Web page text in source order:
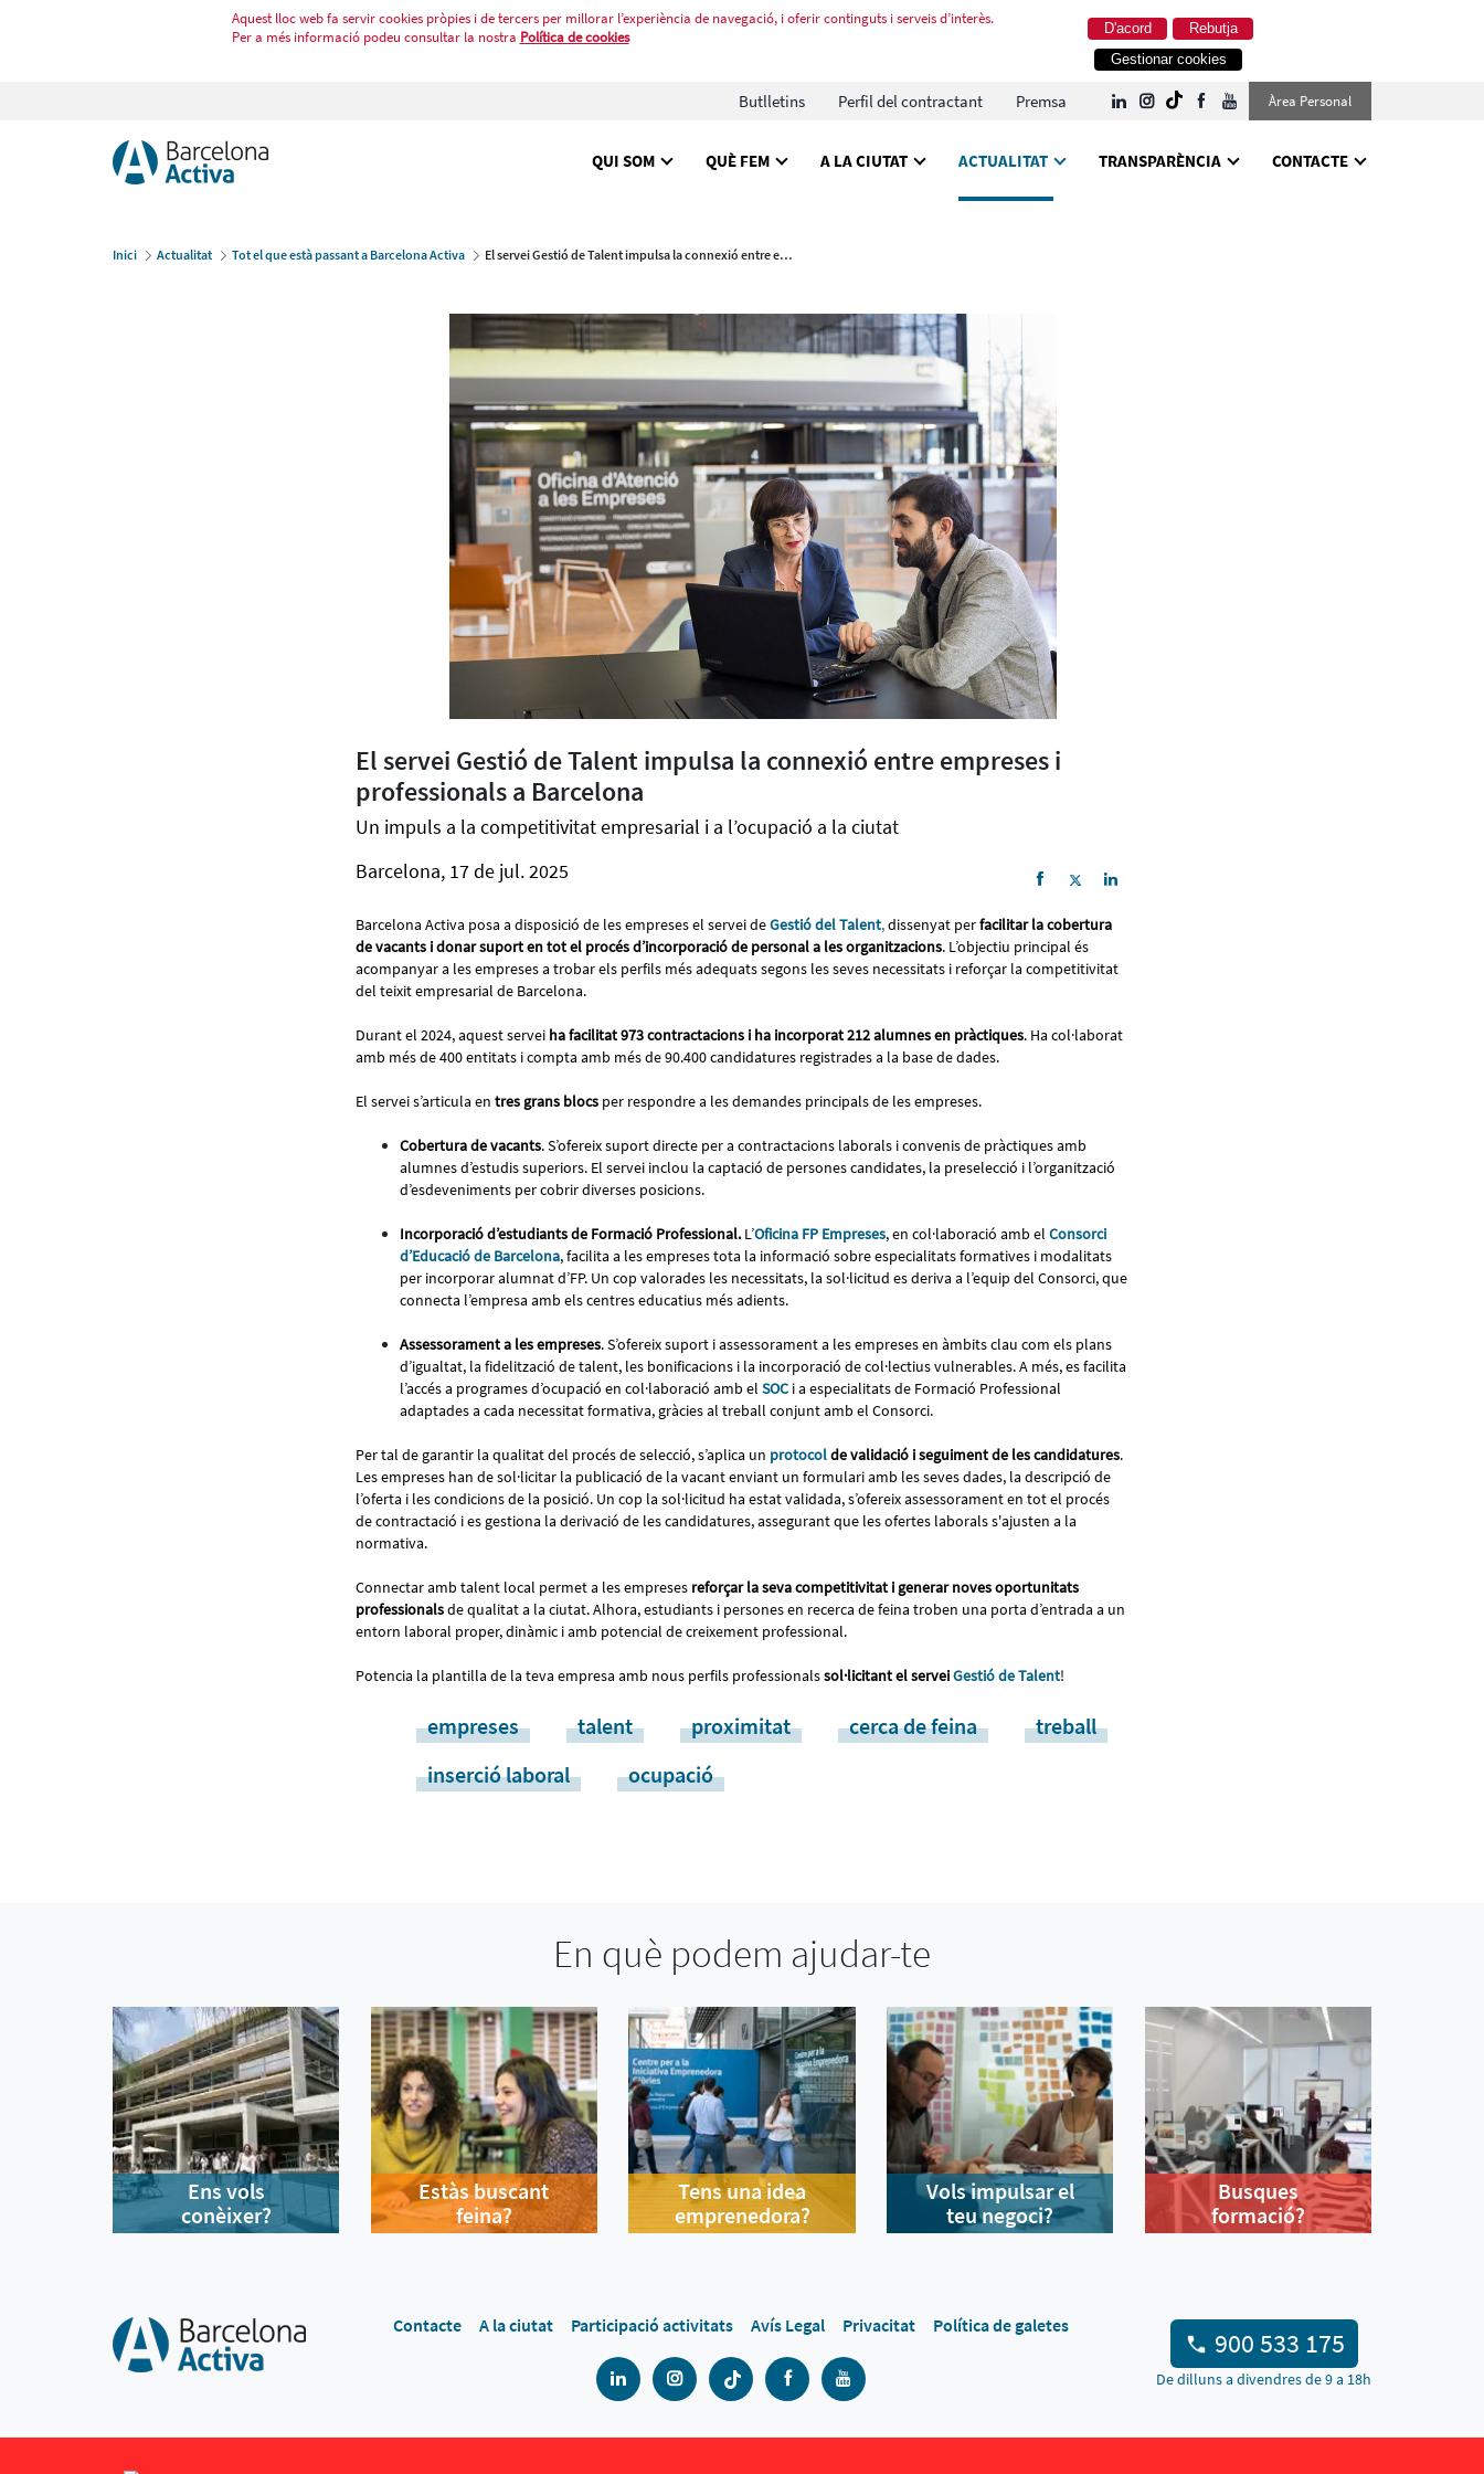
Aquest lloc web fa servir cookies pròpies i de tercers per millorar l’experiència de navegació, i oferir continguts i serveis d’interès.
Per a més informació podeu consultar la nostra Política de cookies Rebutja
D'acord
Gestionar cookies
Butlletins Perfil del contractant Premsa Àrea Personal
QUI SOM QUÈ FEM A LA CIUTAT ACTUALITAT TRANSPARÈNCIA CONTACTE
Inici Actualitat Tot el que està passant a Barcelona Activa El servei Gestió de Talent impulsa la connexió entre empreses i professionals a Barcelona
El servei Gestió de Talent impulsa la connexió entre empreses i
professionals a Barcelona
Un impuls a la competitivitat empresarial i a l’ocupació a la ciutat
Barcelona, 17 de jul. 2025
Barcelona Activa posa a disposició de les empreses el servei deGestió del Talent,dissenyat perfacilitar la cobertura
de vacants i donar suport en tot el procés d’incorporació de personal a les organitzacions. L’objectiu principal és
acompanyar a les empreses a trobar els perfils més adequats segons les seves necessitats i reforçar la competitivitat
del teixit empresarial de Barcelona.
Durant el 2024, aquest servei ha facilitat 973 contractacions i ha incorporat 212 alumnes en pràctiques. Ha col·laborat
amb més de 400 entitats i compta amb més de 90.400 candidatures registrades a la base de dades.
El servei s’articula en tres grans blocs per respondre a les demandes principals de les empreses.
Cobertura de vacants. S’ofereix suport directe per a contractacions laborals i convenis de pràctiques amb
alumnes d’estudis superiors. El servei inclou la captació de persones candidates, la preselecció i l’organització
d’esdeveniments per cobrir diverses posicions.
Incorporació d’estudiants de Formació Professional. L’Oficina FP Empreses, en col·laboració amb el Consorci
d’Educació de Barcelona, facilita a les empreses tota la informació sobre especialitats formatives i modalitats
per incorporar alumnat d’FP. Un cop valorades les necessitats, la sol·licitud es deriva a l’equip del Consorci, que
connecta l’empresa amb els centres educatius més adients.
Assessorament a les empreses. S’ofereix suport i assessorament a les empreses en àmbits clau com els plans
d’igualtat, la fidelització de talent, les bonificacions i la incorporació de col·lectius vulnerables. A més, es facilita
l’accés a programes d’ocupació en col·laboració amb el SOC i a especialitats de Formació Professional
adaptades a cada necessitat formativa, gràcies al treball conjunt amb el Consorci.
Per tal de garantir la qualitat del procés de selecció, s’aplica un protocolde validació i seguiment de les candidatures.
Les empreses han de sol·licitar la publicació de la vacant enviant un formulari amb les seves dades, la descripció de
l’oferta i les condicions de la posició. Un cop la sol·licitud ha estat validada, s’ofereix assessorament en tot el procés
de contractació i es gestiona la derivació de les candidatures, assegurant que les ofertes laborals s'ajusten a la
normativa.
Connectar amb talent local permet a les empreses reforçar la seva competitivitat i generar noves oportunitats
professionalsde qualitat a la ciutat. Alhora, estudiants i persones en recerca de feina troben una porta d’entrada a un
entorn laboral proper, dinàmic i amb potencial de creixement professional.
Potencia la plantilla de la teva empresa amb nous perfils professionalssol·licitant el serveiGestió de Talent!
empreses talent proximitat cerca de feina
treball
inserció laboral
ocupació
En què podem ajudar-te
Ens vols
conèixer?
Estàs buscant
feina?
Tens una idea
emprenedora?
Vols impulsar el
teu negoci?
Busques
formació?
Contacte A la ciutat Participació activitats Avís Legal Privacitat Política de galetes
900 533 175
De dilluns a divendres de 9 a 18h